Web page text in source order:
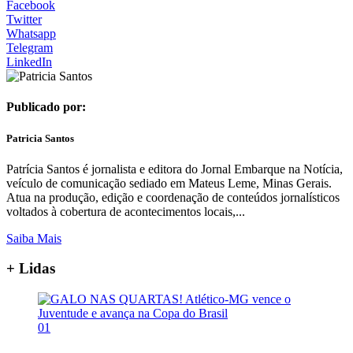
Facebook
Twitter
Whatsapp
Telegram
LinkedIn
Publicado por:
Patricia Santos
Patrícia Santos é jornalista e editora do Jornal Embarque na Notícia,
veículo de comunicação sediado em Mateus Leme, Minas Gerais.
Atua na produção, edição e coordenação de conteúdos jornalísticos
voltados à cobertura de acontecimentos locais,...
Saiba Mais
+ Lidas
01